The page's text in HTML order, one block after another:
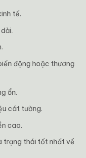
tế.
động hoặc thương
ổn.
cát tường.
cao.
trạng thái tốt nhất về